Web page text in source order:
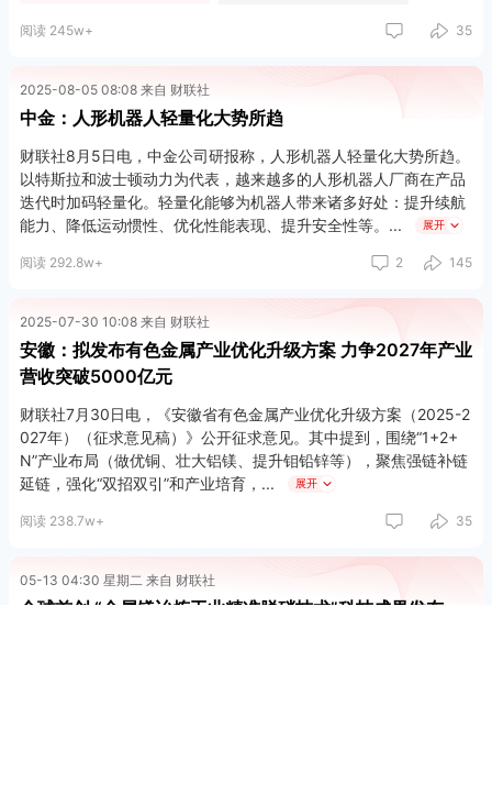
阅读 245w+ 35
2025-08-05 08:08 来自 财联社
中金：人形机器人轻量化大势所趋
财联社8月5日电，中金公司研报称，人形机器人轻量化大势所趋。
以特斯拉和波士顿动力为代表，越来越多的人形机器人厂商在产品
迭代时加码轻量化。轻量化能够为机器人带来诸多好处：提升续航
能力、降低运动惯性、优化性能表现、提升安全性等。
展开
阅读 292.8w+ 2 145
2025-07-30 10:08 来自 财联社
安徽：拟发布有色金属产业优化升级方案 力争2027年产业
营收突破5000亿元
财联社7月30日电，《安徽省有色金属产业优化升级方案（2025-2
027年）（征求意见稿）》公开征求意见。其中提到，围绕“1+2+
N”产业布局（做优铜、壮大铝镁、提升钼铅锌等），聚焦强链补链
延链，强化“双招双引”和产业培育，
展开
阅读 238.7w+ 35
05-13 04:30 星期二 来自 财联社
全球首创 “金属镁冶炼工业精准脱硝技术”科技成果发布